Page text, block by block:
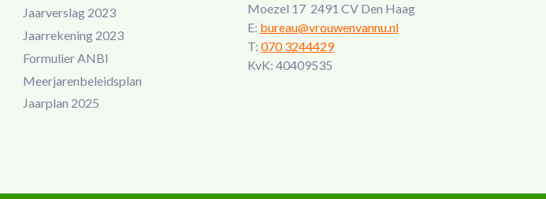
Jaarverslag 2023
Jaarrekening 2023
Formulier ANBI
Meerjarenbeleidsplan
Jaarplan 2025
Moezel 17 2491 CV Den Haag
E: bureau@vrouwenvannu.nl
T: 070 3244429
KvK: 40409535